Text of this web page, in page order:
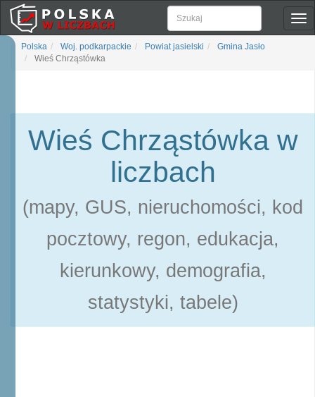
Polska Woj. podkarpackie Powiat jasielski
Gmina Jasło
Wieś Chrząstówka
Wieś Chrząstówka w
liczbach
(mapy, GUS, nieruchomości, kod
pocztowy, regon, edukacja,
kierunkowy, demografia,
statystyki, tabele)